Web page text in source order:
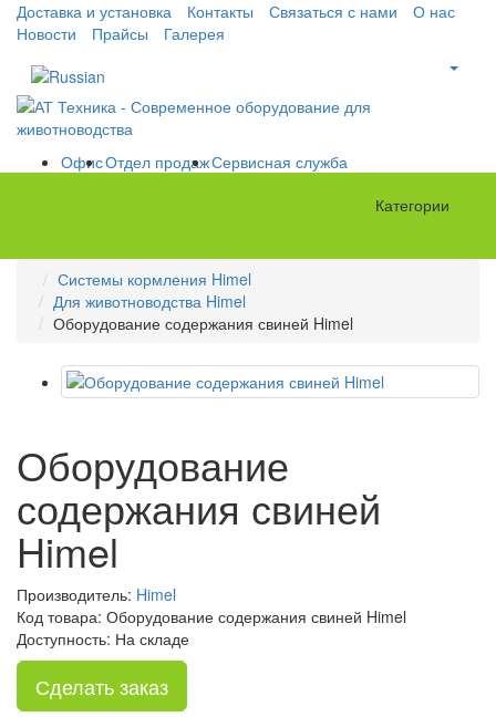
Доставка и установка Контакты Связаться с нами
О нас
Новости
Прайсы Галерея
ОфисОтдел продажСервисная служба
Категории
Системы кормления Himel
Для животноводства Himel
Оборудование содержания свиней Himel
Оборудование
содержания свиней
Himel
Производитель: Himel
Код товара: Оборудование содержания свиней Himel
Доступность: На складе
Сделать заказ